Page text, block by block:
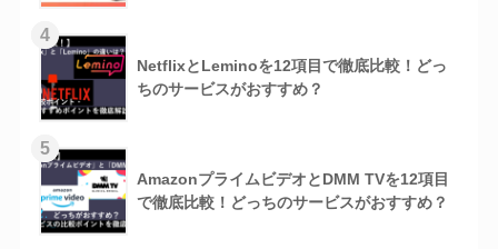
4
NetflixとLeminoを12項目で徹底比較！どっ
ちのサービスがおすすめ？
5
AmazonプライムビデオとDMM TVを12項目
で徹底比較！どっちのサービスがおすすめ？